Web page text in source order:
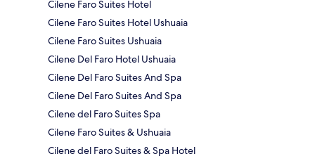
Cilene Faro Suites Hotel
Cilene Faro Suites Hotel Ushuaia
Cilene Faro Suites Ushuaia
Cilene Del Faro Hotel Ushuaia
Cilene Del Faro Suites And Spa
Cilene Del Faro Suites And Spa
Cilene del Faro Suites Spa
Cilene Faro Suites & Ushuaia
Cilene del Faro Suites & Spa Hotel